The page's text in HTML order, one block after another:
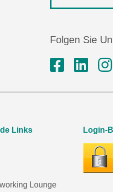
Folgen Sie
Links
Lounge
Login-